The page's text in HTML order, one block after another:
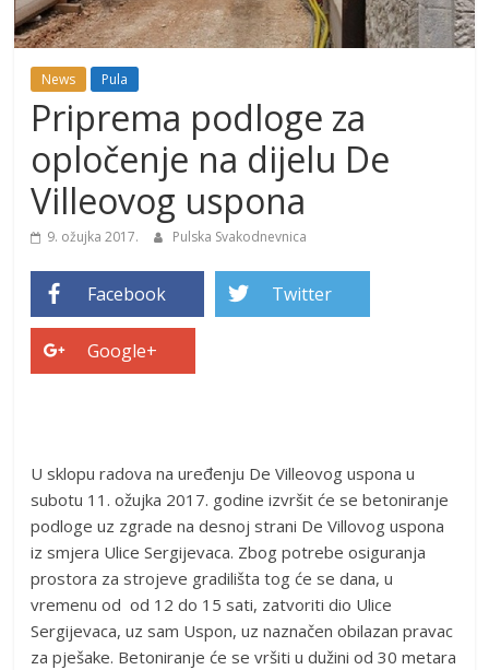
News Pula
Priprema podloge za
opločenje na dijelu De
Villeovog uspona
9. ožujka 2017. Pulska Svakodnevnica
Facebook Twitter
Google+
U sklopu radova na uređenju De Villeovog uspona u
subotu 11. ožujka 2017. godine izvršit će se betoniranje
podloge uz zgrade na desnoj strani De Villovog uspona
iz smjera Ulice Sergijevaca. Zbog potrebe osiguranja
prostora za strojeve gradilišta tog će se dana, u
vremenu od od 12 do 15 sati, zatvoriti dio Ulice
Sergijevaca, uz sam Uspon, uz naznačen obilazan pravac
za pješake. Betoniranje će se vršiti u dužini od 30 metara